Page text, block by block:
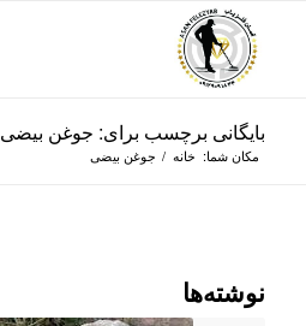
بایگانی برچسب برای: جوغن بیضی
مکان شما: خانه / جوغن بیضی
نوشته‌ها